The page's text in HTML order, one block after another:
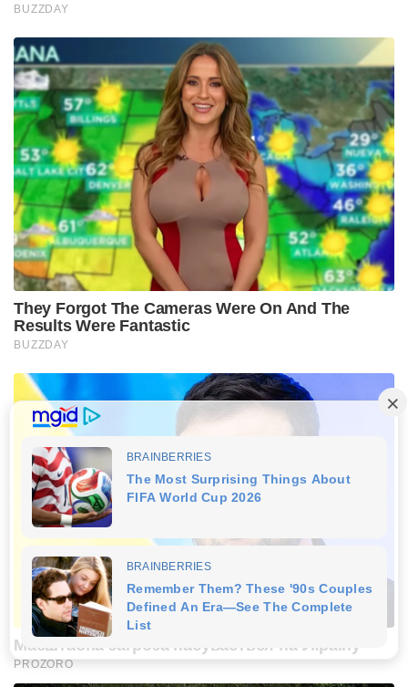
BUZZDAY
They Forgot The Cameras Were On And The
Results Were Fantastic
BUZZDAY
Масштабна загроза насувається на Україну
PROZORO